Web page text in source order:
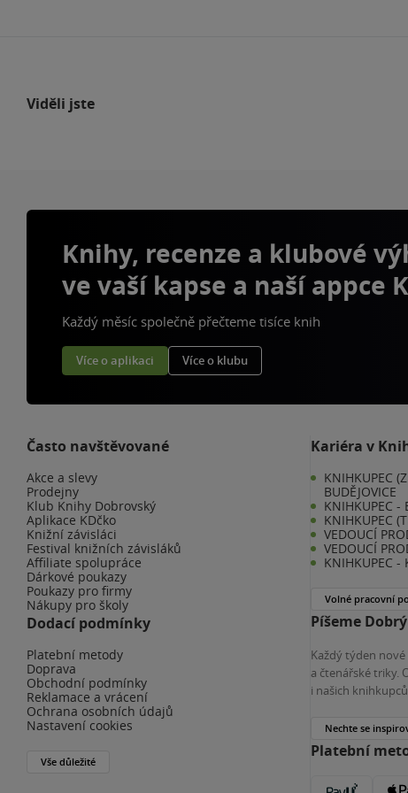
Viděli jste
Knihy, recenze a klubové
ve vaší kapse a naší appce
Každý měsíc společně přečteme tisíce knih
Více o aplikaci Více o klubu
Často navštěvované
Akce a slevy
Prodejny
Klub Knihy Dobrovský
Aplikace KDčko
Knižní závisláci
Festival knižních závisláků
Affiliate spolupráce
Dárkové poukazy
Poukazy pro firmy
Nákupy pro školy
Dodací podmínky
Platební metody
Doprava
Obchodní podmínky
Reklamace a vrácení
Ochrana osobních údajů
Nastavení cookies
Vše důležité
Kariéra v
KNIHKUPEC
BUDĚJOVICE
KNIHKUPEC
KNIHKUPEC
VEDOUCÍ
VEDOUCÍ
KNIHKUPEC -
Volné pracovní
Píšeme
Každý týden
a čtenářské triky.
i našich
Nechte se
Platební